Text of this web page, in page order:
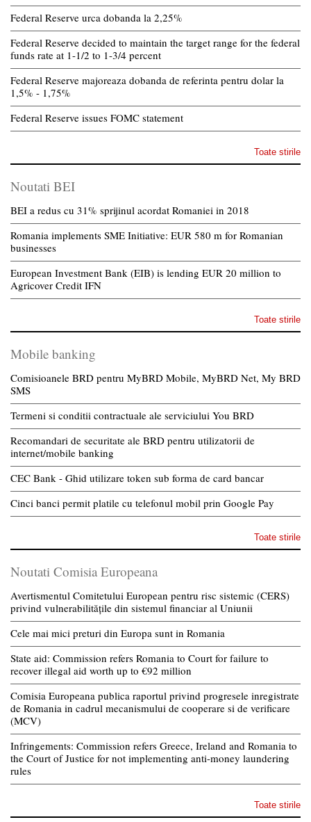
Federal Reserve urca dobanda la 2,25%
Federal Reserve decided to maintain the target range for the federal
funds rate at 1-1/2 to 1-3/4 percent
Federal Reserve majoreaza dobanda de referinta pentru dolar la
1,5% - 1,75%
Federal Reserve issues FOMC statement
Toate stirile
Noutati BEI
BEI a redus cu 31% sprijinul acordat Romaniei in 2018
Romania implements SME Initiative: EUR 580 m for Romanian
businesses
European Investment Bank (EIB) is lending EUR 20 million to
Agricover Credit IFN
Toate stirile
Mobile banking
Comisioanele BRD pentru MyBRD Mobile, MyBRD Net, My BRD
SMS
Termeni si conditii contractuale ale serviciului You BRD
Recomandari de securitate ale BRD pentru utilizatorii de
internet/mobile banking
CEC Bank - Ghid utilizare token sub forma de card bancar
Cinci banci permit platile cu telefonul mobil prin Google Pay
Toate stirile
Noutati Comisia Europeana
Avertismentul Comitetului European pentru risc sistemic (CERS)
privind vulnerabilitățile din sistemul financiar al Uniunii
Cele mai mici preturi din Europa sunt in Romania
State aid: Commission refers Romania to Court for failure to
recover illegal aid worth up to €92 million
Comisia Europeana publica raportul privind progresele inregistrate
de Romania in cadrul mecanismului de cooperare si de verificare
(MCV)
Infringements: Commission refers Greece, Ireland and Romania to
the Court of Justice for not implementing anti-money laundering
rules
Toate stirile